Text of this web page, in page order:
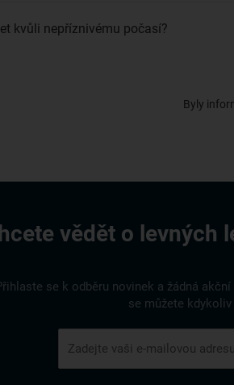
kvůli nepříznivému počasí?
Byly
vědět o levných
se k odběru novinek a žádná
se můžete